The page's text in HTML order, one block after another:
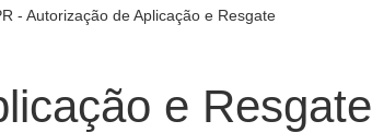
- Autorização de Aplicação e Resgate
e Resgate